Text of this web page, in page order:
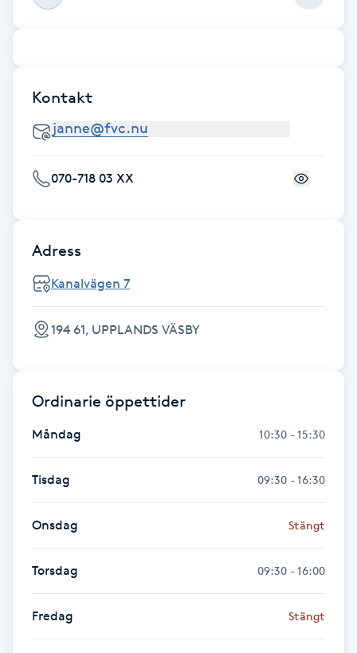
D
Damklippning
Diamantslipning
Enzympeeling
Extensions borttagning
Faceliftmassage
Fet hårbotten
Fettreducering
Fibromassage
Fillers
Kontakt
070-718 03 XX
Adress
Kanalvägen 7
194 61, UPPLANDS VÄSBY
Ordinarie öppettider
Måndag 10:30 - 15:30
Tisdag 09:30 - 16:30
Onsdag Stängt
Torsdag 09:30 - 16:00
Fredag Stängt